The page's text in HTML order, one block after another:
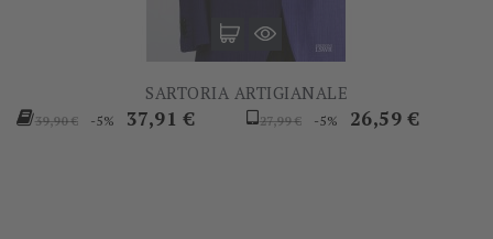
SARTORIA ARTIGIANALE
Prezzo
39,90 € -5% Prezzo
37,91 €
Prezzo
27,99 € -5% Prezzo
26,59 €